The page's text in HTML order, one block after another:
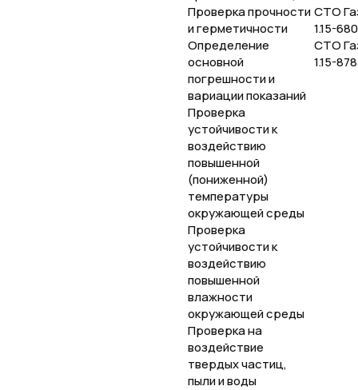
Проверка прочности
и герметичности
Определение
основной
погрешности и
вариации показаний
Проверка
устойчивости к
воздействию
повышенной
(пониженной)
температуры
окружающей среды
Проверка
устойчивости к
воздействию
повышенной
влажности
окружающей среды
Проверка на
воздействие
твердых частиц,
пыли и воды
СТО
1.15-
СТО
1.15-